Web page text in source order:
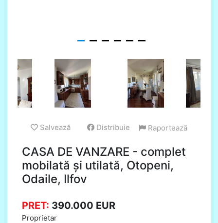
Salvează Distribuie Raportează
CASA DE VANZARE - complet
mobilată și utilată, Otopeni,
Odaile, Ilfov
PRET: 390.000 EUR
Proprietar